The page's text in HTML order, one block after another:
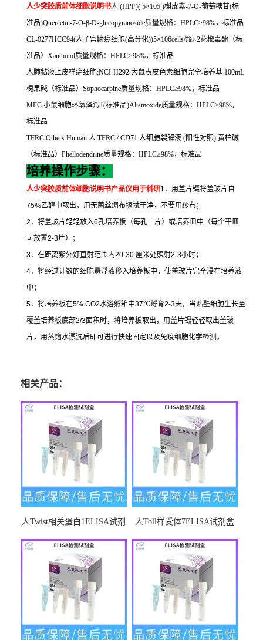
人少突胶质前体细胞说明书人 (HPF)( 5×105 )槲皮素-7-O-葡萄糖苷(标
准品)Quercetin-7-O-β-D-glucopyranoside质量规格： HPLC≥98%，标准品
CL-0277HCC94(人子宫鳞癌细胞(高分化))5×106cells/瓶×2花椒毒酚（标
准品） Xanthotol质量规格： HPLC≥98%，标准品
人肺粘液上皮样癌细胞;NCI-H292 大鼠表皮色素细胞完全培养基 100mL
槐果碱（标准品） Sophocarpine质量规格： HPLC≥98%，标准品
MFC 小鼠细胞环氧泽泻1(标准品)Alismoxide质量规格： HPLC≥98%，
标准品
TFRC Others Human 人 TFRC / CD71 人细胞裂解液 (阳性对照) 黄柏碱
（标准品） Phellodendrine质量规格： HPLC≥98%，标准品
培养操作步骤：
人少突胶质前体细胞说明书产品仅用于科研1 ．用盖片镊将盖玻片自
75%乙醇中取出，用无菌丝绸布擦拭干净，不要用纱布；
2 ．将盖玻片轻轻放入6孔培养板（每孔一片）或培养皿中（每个平皿
可放置2-3片）；
3．在距离紫外灯直射范围内20-30 厘米处照射2-3小时；
4．将经过计数的细胞悬浮液移入培养板中，使盖玻片完全浸在培养液
中；
5．将培养板在5% CO2水浴孵箱中37℃孵育2-3天，当贴壁细胞生长至
覆盖培养板底部2/3面积时，将培养板取出，用盖片镊轻轻取出盖玻
片，用蒸馏水漂洗后即可进行快速固定以及免疫细胞化学检测。
相关产品：
人Twist相关蛋白1ELISA试剂
人Toll样受体7ELISA试剂盒